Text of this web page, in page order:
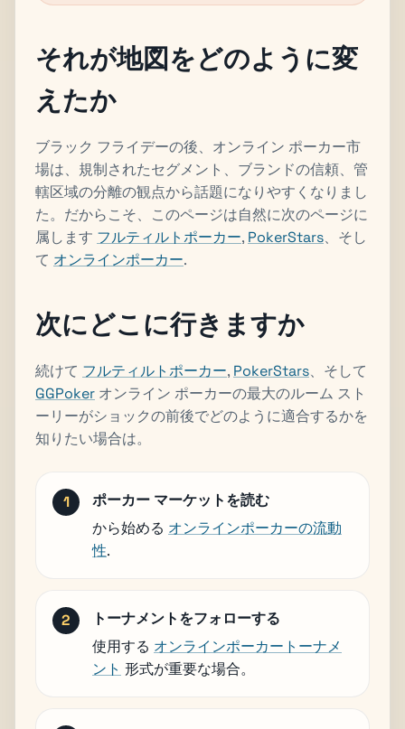
それが地図をどのように変
えたか
ブラック フライデーの後、オンライン ポーカー市
場は、規制されたセグメント、ブランドの信頼、管
轄区域の分離の観点から話題になりやすくなりまし
た。だからこそ、このページは自然に次のページに
属します フルティルトポーカー, PokerStars、そし
て オンラインポーカー.
次にどこに行きますか
続けて フルティルトポーカー, PokerStars、そして
GGPoker オンライン ポーカーの最大のルーム スト
ーリーがショックの前後でどのように適合するかを
知りたい場合は。
ポーカー マーケットを読む
から始める オンラインポーカーの流動
性.
トーナメントをフォローする
使用する オンラインポーカートーナメ
ント 形式が重要な場合。